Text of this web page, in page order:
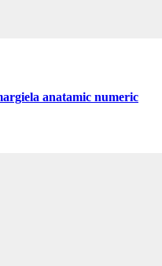
anatamic numeric